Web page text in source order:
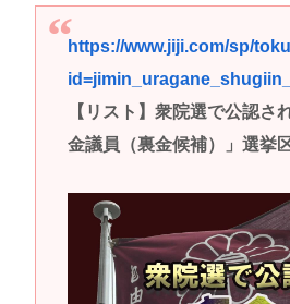
https://www.jiji.com/sp/
【リスト】衆院選で公認さ
金議員（裏金候補）」選挙